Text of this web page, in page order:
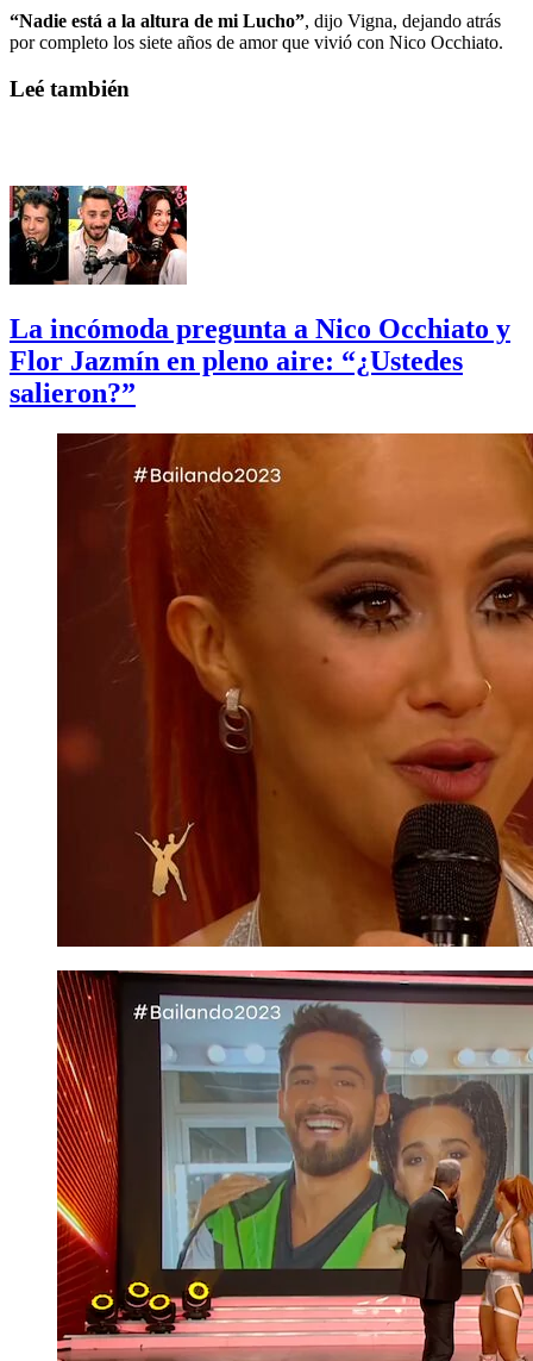
“Nadie está a la altura de mi Lucho”, dijo Vigna, dejando atrás
por completo los siete años de amor que vivió con Nico Occhiato.
Leé también
La incómoda pregunta a Nico Occhiato y
Flor Jazmín en pleno aire: “¿Ustedes
salieron?”